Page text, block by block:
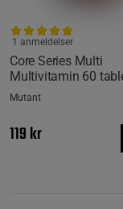
Core Series Multi
Multivitamin 60
1 anmeldelser
Mutant
119 kr